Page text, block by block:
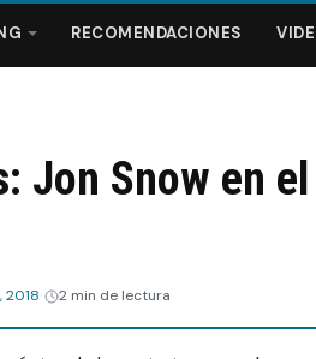
RECOMENDACIONES
Jon Snow en
2018 2 min de lectura